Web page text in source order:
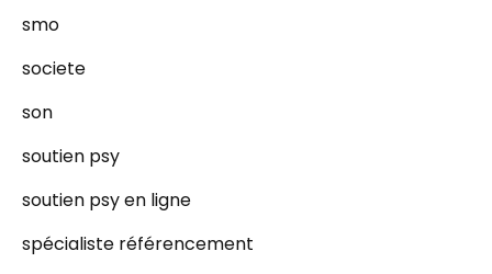
smo
societe
son
soutien psy
soutien psy en ligne
spécialiste référencement